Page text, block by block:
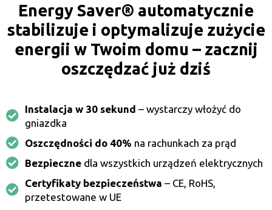
Energy Saver® automatycznie
stabilizuje i optymalizuje zużycie
energii w Twoim domu – zacznij
oszczędzać już dziś
Instalacja w 30 sekund – wystarczy włożyć do
gniazdka
Oszczędności do 40% na rachunkach za prąd
Bezpieczne dla wszystkich urządzeń elektrycznych
Certyfikaty bezpieczeństwa – CE, RoHS,
przetestowane w UE